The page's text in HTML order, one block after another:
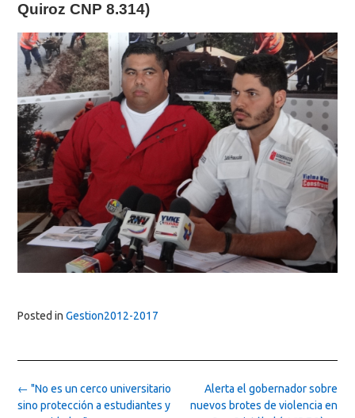
Quiroz CNP 8.314)
Posted in Gestion2012-2017
Post
navigation
Alerta el gobernador sobre
nuevos brotes de violencia en
← "No es un cerco universitario
sino protección a estudiantes y